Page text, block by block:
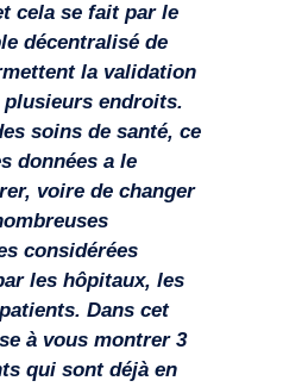
cela se fait par le
décentralisé de
la validation
plusieurs endroits.
soins de santé, ce
données a le
voire de changer
considérées
les hôpitaux, les
Dans cet
à vous montrer 3
qui sont déjà en